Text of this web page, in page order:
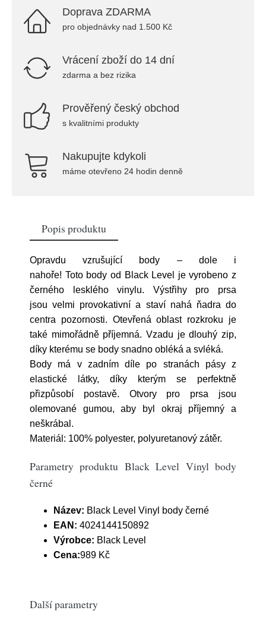
Doprava ZDARMA
pro objednávky nad 1.500 Kč
Vrácení zboží do 14 dní
zdarma a bez rizika
Prověřený český obchod
s kvalitními produkty
Nakupujte kdykoli
máme otevřeno 24 hodin denně
Popis produktu
Opravdu vzrušující body – dole i
nahoře! Toto body od Black Level je vyrobeno z
černého lesklého vinylu. Výstřihy pro prsa
jsou velmi provokativní a staví nahá ňadra do
centra pozornosti. Otevřená oblast rozkroku je
také mimořádně příjemná. Vzadu je dlouhý zip,
díky kterému se body snadno obléká a svléká.
Body má v zadním díle po stranách pásy z
elastické látky, díky kterým se perfektně
přizpůsobí postavě. Otvory pro prsa jsou
olemované gumou, aby byl okraj příjemný a
neškrábal.
Materiál: 100% polyester, polyuretanový zátěr.
Parametry produktu Black Level Vinyl body
černé
Název: Black Level Vinyl body černé
EAN: 4024144150892
Výrobce: Black Level
Cena:989 Kč
Další parametry